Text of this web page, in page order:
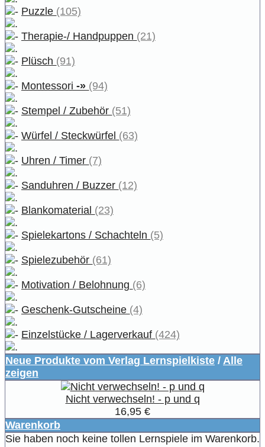
Puzzle (105)
Therapie-/ Handpuppen (21)
Plüsch (91)
Montessori -» (94)
Stempel / Zubehör (51)
Würfel / Steckwürfel (63)
Uhren / Timer (7)
Sanduhren / Buzzer (12)
Blankomaterial (23)
Spielekartons / Schachteln (5)
Spielezubehör (61)
Motivation / Belohnung (6)
Geschenk-Gutscheine (4)
Einzelstücke / Lagerverkauf (424)
Neue Produkte vom Verlag Lernspielkiste / Alle
zeigen
Nicht verwechseln! - p und q
16,95 €
Warenkorb
Sie haben noch keine tollen Lernspiele im Warenkorb.